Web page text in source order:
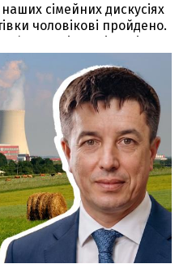
сімейних дискусіях
чоловікові пройдено.
років — відтоді, як
війною ми
Spark для мене. Я майже
чоловікові, що йому вже
річну бензиново-газову
як у мене, невеличку